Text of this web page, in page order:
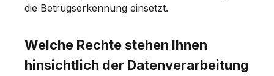
die Betrugserkennung einsetzt.
Welche Rechte stehen Ihnen
hinsichtlich der Datenverarbeitung